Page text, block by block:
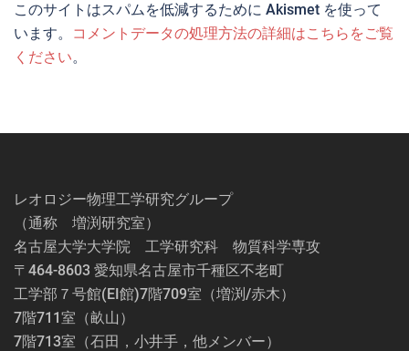
このサイトはスパムを低減するために Akismet を使って
います。
コメントデータの処理方法の詳細はこちらをご覧
ください。
レオロジー物理工学研究グループ
（通称 増渕研究室）
名古屋大学大学院 工学研究科 物質科学専攻
〒464-8603 愛知県名古屋市千種区不老町
工学部７号館(EI館)7階709室（増渕/赤木）
7階711室（畝山）
7階713室（石田，小井手，他メンバー）